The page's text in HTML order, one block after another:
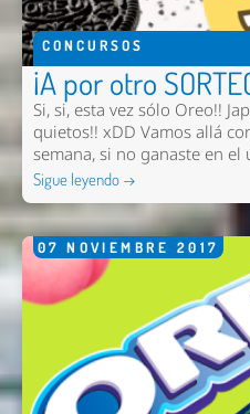
CONCURSOS
¡A por otro
Si, si, esta vez sólo Oreo!!
quietos!! xDD Vamos allá
semana, si no ganaste en el
Sigue leyendo →
07 NOVIEMBRE 2017